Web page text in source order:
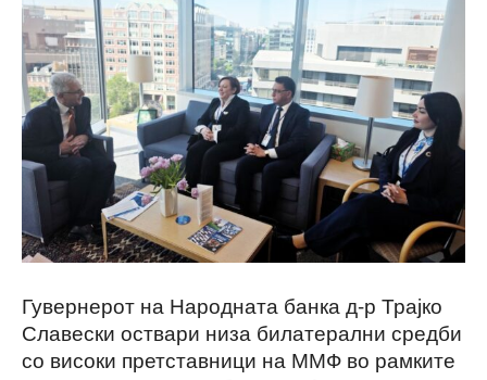
Гувернерот на Народната банка д-р Трајко
Славески оствари низа билатерални средби
со високи претставници на ММФ во рамките